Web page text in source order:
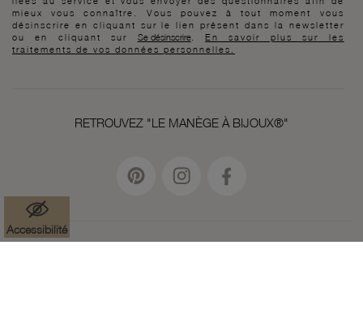
mieux vous connaître. Vous pouvez à tout moment vous
désinscrire en cliquant sur le lien présent dans la newsletter
ou en cliquant sur Se désinscrire.En savoir plus sur les
traitements de vos données personnelles.
RETROUVEZ "LE MANÈGE À BIJOUX®"
Accessibilité